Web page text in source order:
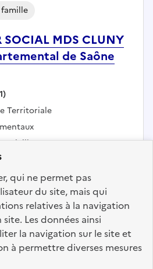
qui ne permet pas
du site, mais qui
relatives à la navigation
Les données ainsi
la navigation sur le site et
à permettre diverses mesures
SOCIAL MDS CLUNY
de Saône
:Territoriale
juillet 2026
: TRAVAILLEUR SOCIAL MDS
48 49 50
51
197 Suivant